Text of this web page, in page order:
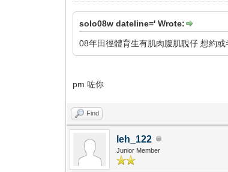
solo08w dateline=' Wrote:
08年田徑體育生有肌肉腹肌靚仔 想約
pm 咗你
Find
leh_122
Junior Member